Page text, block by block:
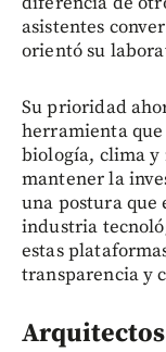
asistentes
orientó su
Su prioridad
herramienta
biología, clima y
mantener la
una postura
industria
estas
transparencia y